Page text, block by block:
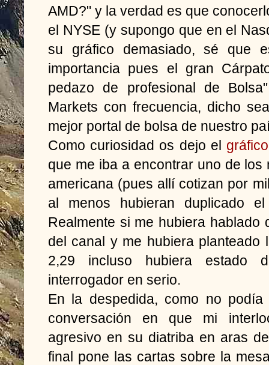
AMD?" y la verdad es que
el NYSE (y supongo que en el
su gráfico demasiado, sé que
importancia pues el gran
pedazo de profesional de
Markets con frecuencia, dicho
mejor portal de bolsa de nuestro
Como curiosidad os dejo el
que me iba a encontrar uno de
americana (pues allí cotizan por
al menos hubieran duplicado
Realmente si me hubiera hablado
del canal y me hubiera planteado
2,29 incluso hubiera estado
interrogador en serio.
En la despedida, como no
conversación en que mi
agresivo en su diatriba en aras
final pone las cartas sobre la